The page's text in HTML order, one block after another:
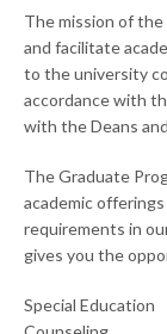
The mission of
and facilitate
to the university
accordance with
with the Deans
The Graduate
academic
requirements in
gives you the
Special Education